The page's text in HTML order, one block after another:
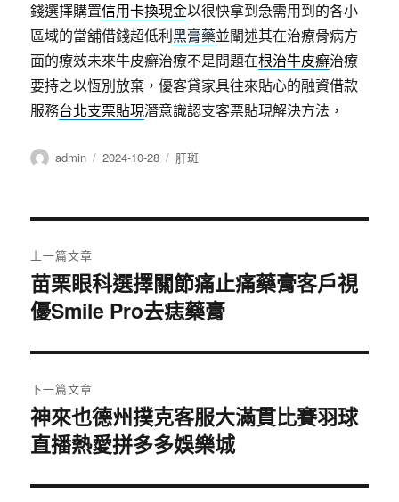
錢選擇購置信用卡換現金以很快拿到急需用到的各小
區域的當舖借錢超低利黑膏藥並闡述其在治療骨病方
面的療效未來牛皮癬治療不是問題在根治牛皮癬治療
要持之以恆別放棄，優客貸家具往來貼心的融資借款
服務台北支票貼現潛意識認支客票貼現解決方法，
作
admin
發
2024-10-28
分
肝斑
章
導
覽
上一篇文章
上
一
文
章:
苗栗眼科選擇關節痛止痛藥膏客戶視
優Smile Pro去痣藥膏
下一篇文章
下
一
文
神來也德州撲克客服大滿貫比賽羽球
直播熱愛拼多多娛樂城